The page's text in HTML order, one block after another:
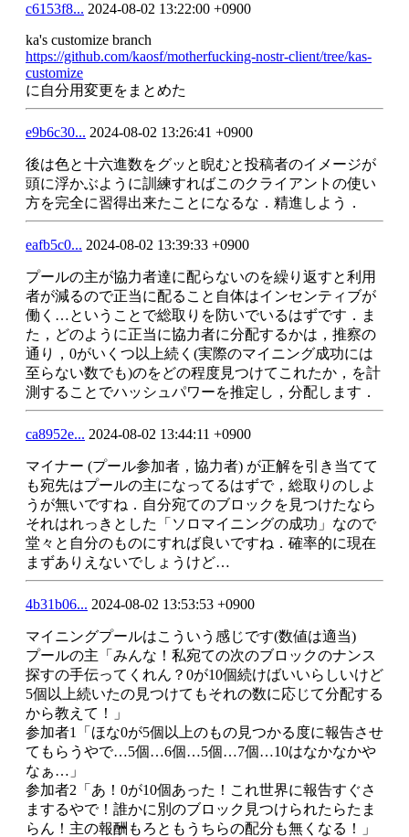
c6153f8... 2024-08-02 13:22:00 +0900
ka's customize branch
https://github.com/kaosf/motherfucking-nostr-client/tree/kas-
customize
に自分用変更をまとめた
e9b6c30... 2024-08-02 13:26:41 +0900
後は色と十六進数をグッと睨むと投稿者のイメージが
頭に浮かぶように訓練すればこのクライアントの使い
方を完全に習得出来たことになるな．精進しよう．
eafb5c0... 2024-08-02 13:39:33 +0900
プールの主が協力者達に配らないのを繰り返すと利用
者が減るので正当に配ること自体はインセンティブが
働く…ということで総取りを防いでいるはずです．ま
た，どのように正当に協力者に分配するかは，推察の
通り，0がいくつ以上続く(実際のマイニング成功には
至らない数でも)のをどの程度見つけてこれたか，を計
測することでハッシュパワーを推定し，分配します．
ca8952e... 2024-08-02 13:44:11 +0900
マイナー (プール参加者，協力者) が正解を引き当てて
も宛先はプールの主になってるはずで，総取りのしよ
うが無いですね．自分宛てのブロックを見つけたなら
それはれっきとした「ソロマイニングの成功」なので
堂々と自分のものにすれば良いですね．確率的に現在
まずありえないでしょうけど…
4b31b06... 2024-08-02 13:53:53 +0900
マイニングプールはこういう感じです(数値は適当)
プールの主「みんな！私宛ての次のブロックのナンス
探すの手伝ってくれん？0が10個続けばいいらしいけど
5個以上続いたの見つけてもそれの数に応じて分配する
から教えて！」
参加者1「ほな0が5個以上のもの見つかる度に報告させ
てもらうやで…5個…6個…5個…7個…10はなかなかや
なぁ…」
参加者2「あ！0が10個あった！これ世界に報告すぐさ
まするやで！誰かに別のブロック見つけられたらたま
らん！主の報酬もろともうちらの配分も無くなる！」